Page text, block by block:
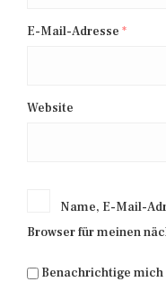
E-Mail-Adresse *
Website
Name, E-Mail-
Browser für meinen
Benachrichtige